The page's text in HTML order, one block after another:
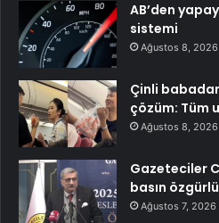
AB’den
sistemi
Ağustos 8, 2026
Çinli
çözüm: Tüm
Ağustos 8, 2026
Gazeteciler
basın
Ağustos 7, 2026